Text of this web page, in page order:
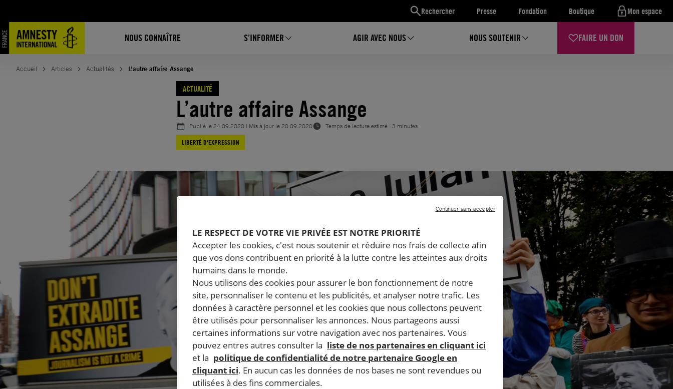
Rechercher Presse Fondation Boutique Mon espace
NOUS CONNAÎTRE S’INFORMER AGIR AVEC NOUS NOUS SOUTENIR FAIRE UN DON
contenu
Accueil Articles Actualités L’autre affaire Assange
ACTUALITÉ
L’autre affaire Assange
Publié le24.09.2020 | Mis à jour le20.09.2020
Temps de lecture estimé : 3 minutes
LIBERTÉ D'EXPRESSION
LE RESPECT DE VOTRE VIE PRIVÉE EST NOTRE PRIORITÉ
Accepter les cookies, c'est nous soutenir et réduire nos frais de collecte afin
que vos dons contribuent en priorité à la lutte contre les atteintes aux droits
humains dans le monde.
Nous utilisons des cookies pour assurer le bon fonctionnement de notre
site, personnaliser le contenu et les publicités, et analyser notre trafic. Les
données à caractère personnel et les cookies que nous collectons peuvent
être utilisés pour personnaliser les annonces. Nous partageons aussi
certaines informations sur votre navigation avec nos partenaires. Vous
pouvez entres autres consulter la liste de nos partenaires en cliquant ici
et la politique de confidentialité de notre partenaire Google en
cliquant ici. En aucun cas les données de nos bases ne sont revendues ou
utilisées à des fins commerciales.
Continuer sans accepter